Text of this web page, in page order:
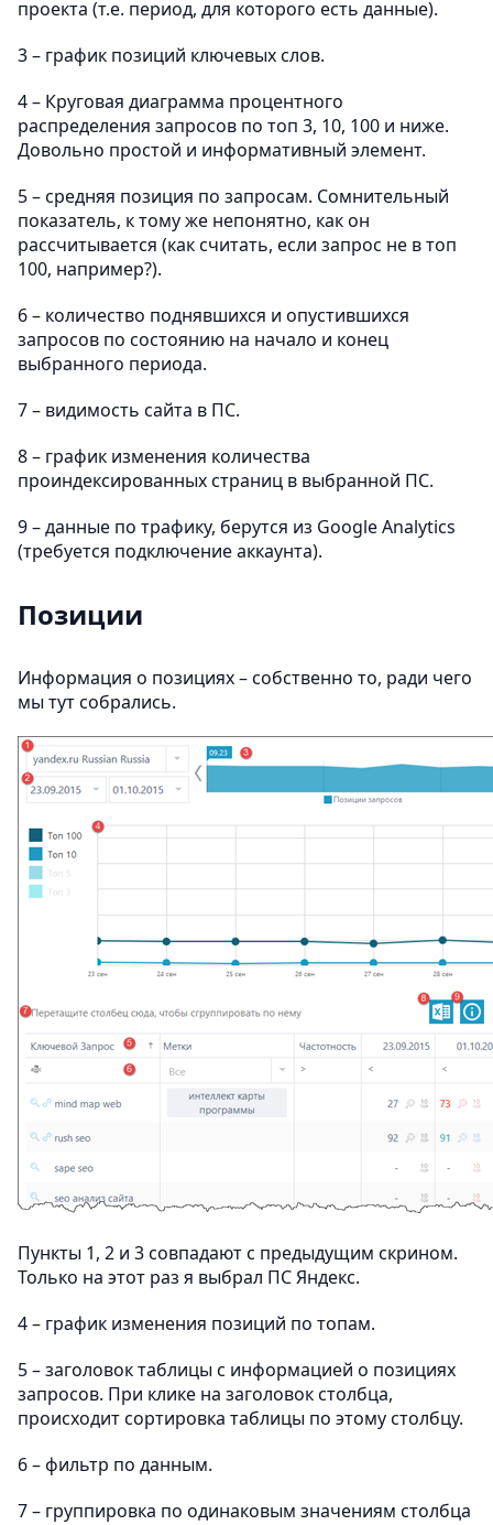
проекта (т.е. период, для которого есть данные).
3 – график позиций ключевых слов.
4 – Круговая диаграмма процентного
распределения запросов по топ 3, 10, 100 и ниже.
Довольно простой и информативный элемент.
5 – средняя позиция по запросам. Сомнительный
показатель, к тому же непонятно, как он
рассчитывается (как считать, если запрос не в топ
100, например?).
6 – количество поднявшихся и опустившихся
запросов по состоянию на начало и конец
выбранного периода.
7 – видимость сайта в ПС.
8 – график изменения количества
проиндексированных страниц в выбранной ПС.
9 – данные по трафику, берутся из Google Analytics
(требуется подключение аккаунта).
Позиции
Информация о позициях – собственно то, ради чего
мы тут собрались.
Пункты 1, 2 и 3 совпадают с предыдущим скрином.
Только на этот раз я выбрал ПС Яндекс.
4 – график изменения позиций по топам.
5 – заголовок таблицы с информацией о позициях
запросов. При клике на заголовок столбца,
происходит сортировка таблицы по этому столбцу.
6 – фильтр по данным.
7 – группировка по одинаковым значениям столбца